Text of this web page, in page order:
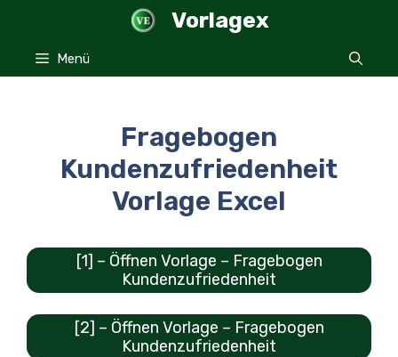
springen
Vorlagex
Menü
Fragebogen
Kundenzufriedenheit
Vorlage Excel
[1] – Öffnen Vorlage – Fragebogen
Kundenzufriedenheit
[2] – Öffnen Vorlage – Fragebogen
Kundenzufriedenheit